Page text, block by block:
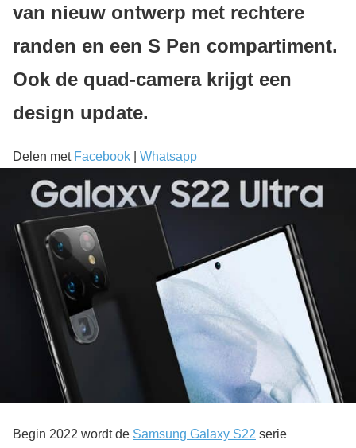
van nieuw ontwerp met rechtere
randen en een S Pen compartiment.
Ook de quad-camera krijgt een
design update.
Delen met Facebook Whatsapp
Begin 2022 wordt de Samsung Galaxy S22 serie